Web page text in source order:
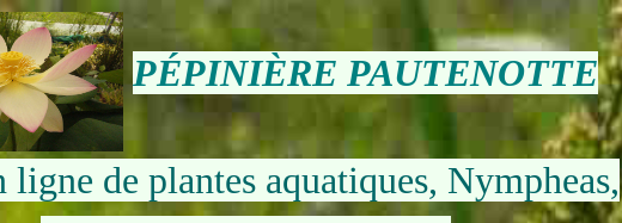
PÉPINIÈRE PAUTENOTTE
ligne de plantes aquatiques, Nympheas,